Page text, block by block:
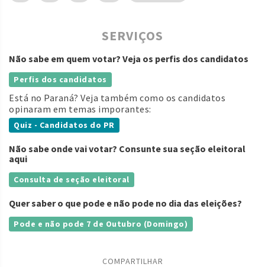
SERVIÇOS
Não sabe em quem votar? Veja os perfis dos candidatos
Perfis dos candidatos
Está no Paraná? Veja também como os candidatos
opinaram em temas imporantes:
Quiz - Candidatos do PR
Não sabe onde vai votar? Consunte sua seção eleitoral
aqui
Consulta de seção eleitoral
Quer saber o que pode e não pode no dia das eleições?
Pode e não pode 7 de Outubro (Domingo)
COMPARTILHAR